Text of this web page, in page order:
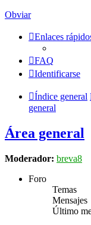
Obviar
Enlaces
FAQ
Identificarse
Índice general
general
Área general
Moderador: breva8
Foro
Temas
Mensajes
Último